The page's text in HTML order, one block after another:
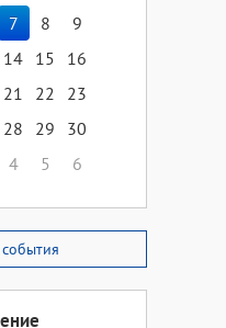
7 8
9
14 15
16
21 22
23
28 29
30
4 5 6